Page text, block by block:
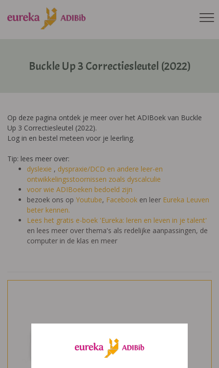
Buckle Up 3 Correctiesleutel (2022)
Op deze pagina ontdek je meer over het ADIBoek van Buckle
Up 3 Correctiesleutel (2022).
Log in en bestel meteen voor je leerling.
Tip: lees meer over:
dyslexie , dyspraxie/DCD en andere leer-en
ontwikkelingsstoornissen zoals dyscalculie
voor wie ADIBoeken bedoeld zijn
bezoek ons op Youtube, Facebook en leer Eureka Leuven
beter kennen.
Lees het gratis e-boek 'Eureka: leren en leven in je talent'
en lees meer over thema's als redelijke aanpassingen, de
computer in de klas en meer